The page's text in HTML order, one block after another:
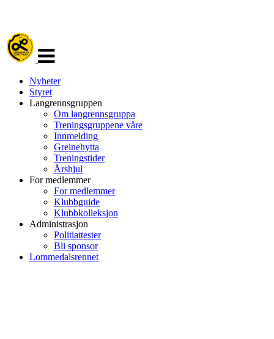
navigasjon
Nyheter
Styret
Langrennsgruppen
Om langrennsgruppa
Treningsgruppene våre
Innmelding
Greinehytta
Treningstider
Årshjul
For medlemmer
For medlemmer
Klubbguide
Klubbkolleksjon
Administrasjon
Politiattester
Bli sponsor
Lommedalsrennet